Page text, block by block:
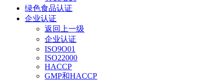
绿色食品认证
企业认证
返回上一级
企业认证
ISO9O01
ISO22000
HACCP
GMP和HACCP